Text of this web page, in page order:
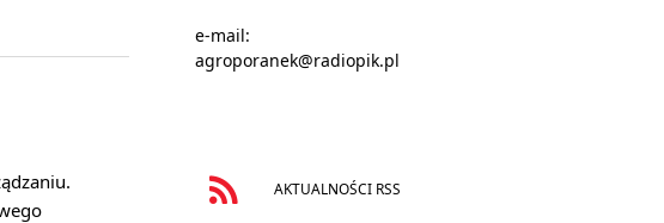
e-mail:
agroporanek@radiopik.pl
AKTUALNOŚCI RSS